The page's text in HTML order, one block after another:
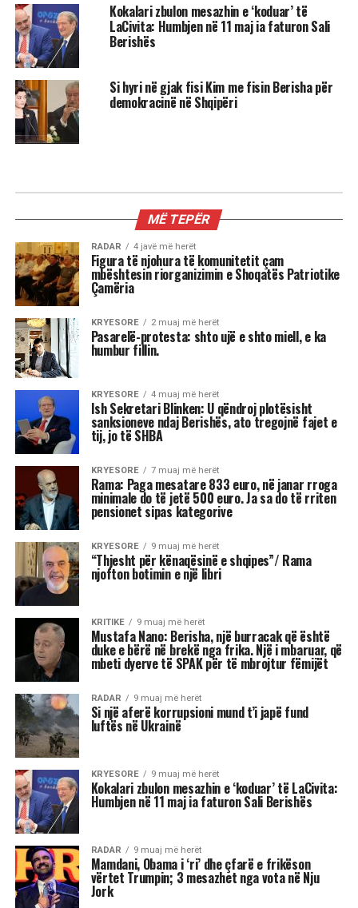
Kokalari zbulon mesazhin e ‘koduar’ të
LaCivita: Humbjen në 11 maj ia faturon Sali
Berishës
Si hyri në gjak fisi Kim me fisin Berisha për
demokracinë në Shqipëri
Ish Sekretari Blinken: U qëndroj
plotësisht sanksioneve ndaj
Berishës, ato tregojnë fajet e tij, jo
të SHBA
Ish-Sekretari amerikan i Shtetit, Antony Blinken
është pyetur gjatë një bashkëbisedimi “Harvard
Institute of Politics”, për shpalljen “non grata” të
Sali Berisha nga DASH.
Blinken thotë se qëndron plotësisht pas
sanksioneve të vendosura nga Departamenti
Amerikan i Shtetit ndaj Berishës, duke nënvizuar
se nuk ka asnjë dyshim apo hezitim për këtë
vendim.
Pyetja u drejtua nga shtetasi shqiptar Fatjon
Semanjaku, i cili duke rikujtuar vendimin e
administratës së mëparshme amerikane për
shpalljen “non grata” të Berishës, dhe faktin që
Blinken e cilësoi kryeministrin Edi Rama “lider
të shquar” gjatë një vizite në Shqipëri, i drejtoi
këtë pyetje:
“Dua të di sa i “shquar” duhet të jem që dyert e
Zyrës Ovale të hapen në rast se bëhem